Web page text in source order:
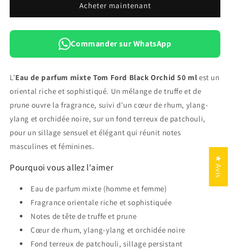
Mixte
Tom
50
ml
Parfum
Mixte
Tom
Ford
Black
—
50
ml
Acheter maintenant
Commander sur WhatsApp
L'Eau de parfum mixte Tom Ford Black Orchid 50 ml est un
oriental riche et sophistiqué. Un mélange de truffe et de
prune ouvre la fragrance, suivi d'un cœur de rhum, ylang-
ylang et orchidée noire, sur un fond terreux de patchouli,
pour un sillage sensuel et élégant qui réunit notes
masculines et féminines.
Pourquoi vous allez l'aimer
Eau de parfum mixte (homme et femme)
Fragrance orientale riche et sophistiquée
Notes de tête de truffe et prune
Cœur de rhum, ylang-ylang et orchidée noire
Fond terreux de patchouli, sillage persistant
★ Avis